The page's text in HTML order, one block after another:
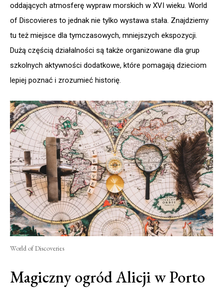
oddających atmosferę wypraw morskich w XVI wieku. World
of Discovieres to jednak nie tylko wystawa stała. Znajdziemy
tu też miejsce dla tymczasowych, mniejszych ekspozycji.
Dużą częścią działalności są także organizowane dla grup
szkolnych aktywności dodatkowe, które pomagają dzieciom
lepiej poznać i zrozumieć historię.
World of Discoveries
Magiczny ogród Alicji w Porto